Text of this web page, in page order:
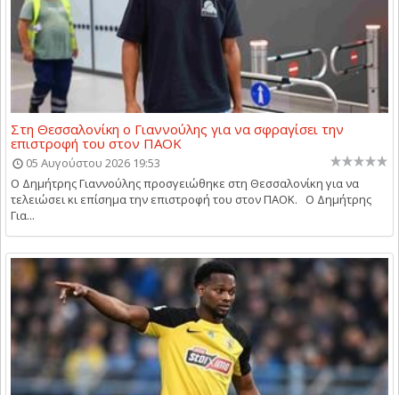
Στη Θεσσαλονίκη ο Γιαννούλης για να σφραγίσει την
επιστροφή του στον ΠΑΟΚ
05 Αυγούστου 2026 19:53
Ο Δημήτρης Γιαννούλης προσγειώθηκε στη Θεσσαλονίκη για να
τελειώσει κι επίσημα την επιστροφή του στον ΠΑΟΚ. Ο Δημήτρης
Για...